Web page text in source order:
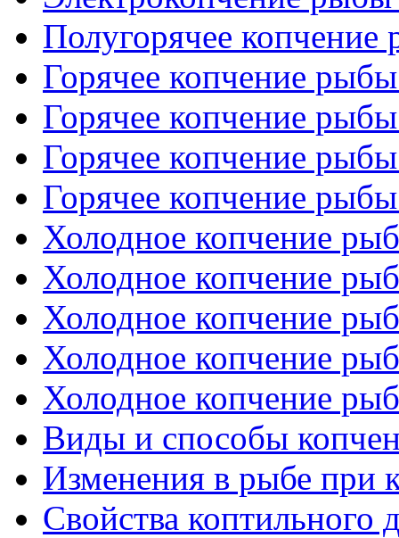
Полугорячее копчение
Горячее копчение
Горячее копчение
Горячее копчение
Горячее копчение
Холодное копчение
Холодное копчение
Холодное копчение
Холодное копчение
Холодное копчение
Виды и способы
Изменения в рыбе при
Свойства коптильного